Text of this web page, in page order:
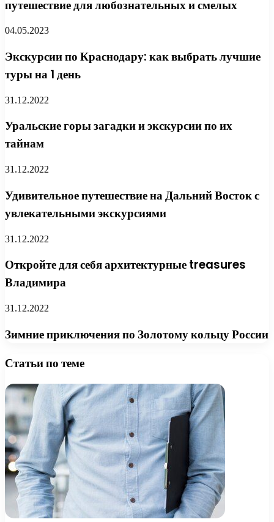
путешествие для любознательных и смелых
04.05.2023
Экскурсии по Краснодару: как выбрать лучшие
туры на 1 день
31.12.2022
Уральские горы загадки и экскурсии по их
тайнам
31.12.2022
Удивительное путешествие на Дальний Восток с
увлекательными экскурсиями
31.12.2022
Откройте для себя архитектурные treasures
Владимира
31.12.2022
Зимние приключения по Золотому кольцу России
Статьи по теме